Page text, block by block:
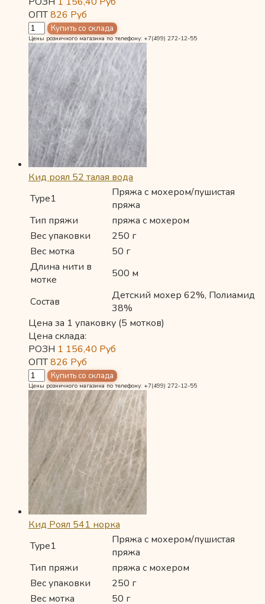
ОПТ826 Руб
Цены розничного магазина по телефону: +7(499) 272-12-55
Кид роял 52 талая вода
Type1
Пряжа с мохером/пушистая
пряжа
Тип пряжи
пряжа с мохером
Вес упаковки
250 г
Вес мотка
50 г
Длина нити в
мотке
500 м
Состав
Детский мохер 62%, Полиамид
38%
Цена за 1 упаковку (5 мотков)
Цена склада:
РОЗН 1 156,40 Руб
ОПТ826 Руб
Цены розничного магазина по телефону: +7(499) 272-12-55
Кид Роял 541 норка
Type1
Пряжа с мохером/пушистая
пряжа
Тип пряжи
пряжа с мохером
Вес упаковки
250 г
Вес мотка
50 г